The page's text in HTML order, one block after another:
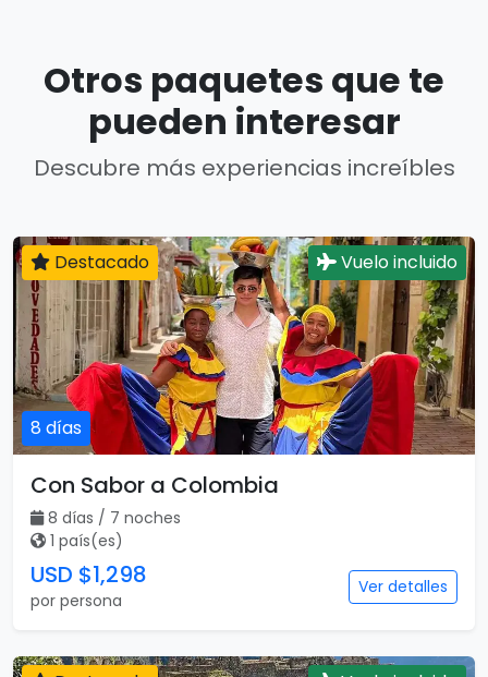
Otros paquetes que te
pueden interesar
Descubre más experiencias increíbles
8 días
Destacado Vuelo incluido
Con Sabor a Colombia
8 días / 7 noches
1 país(es)
USD $1,298
por persona
Ver detalles